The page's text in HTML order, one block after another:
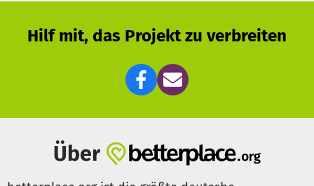
- Wir bilden fort und entwickeln Teams,
- Wir coachen den Theorietransfer in die Praxis,
- Wir beraten Kitas, Schulen und Eltern,
- Wir bewegen Köpfe (und Füße).
- Wir begleiten alle Beteiligten langfristig
Ausgewogene Ernährung und Verpflegung, mehr Bewegung
und Sport, Entspannung und Stressmanagement sind nur
Hilf mit, das Projekt zu verbreiten
Über